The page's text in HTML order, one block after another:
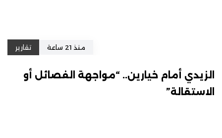
منذ 21 ساعة تقارير
الزيدي أمام خيارين.. “مواجهة الفصائل أو
الاستقالة”